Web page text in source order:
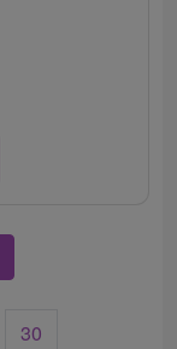
30